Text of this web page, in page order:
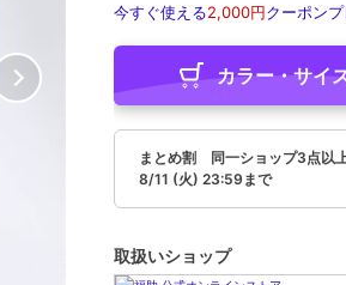
今すぐ使える2,000円クーポン
カラー・サイ
まとめ割 同一ショップ3点以
8/11 (火) 23:59まで
取扱いショップ